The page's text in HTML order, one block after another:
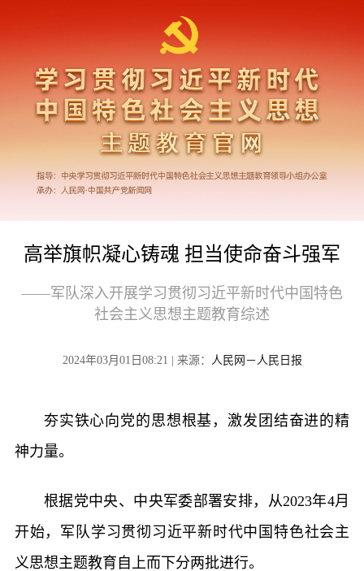
高举旗帜凝心铸魂 担当使命奋斗强军
——军队深入开展学习贯彻习近平新时代中国特色
社会主义思想主题教育综述
2024年03月01日08:21 | 来源： 人民网－人民日报
夯实铁心向党的思想根基，激发团结奋进的精
神力量。
根据党中央、中央军委部署安排，从2023年4月
开始，军队学习贯彻习近平新时代中国特色社会主
义思想主题教育自上而下分两批进行。